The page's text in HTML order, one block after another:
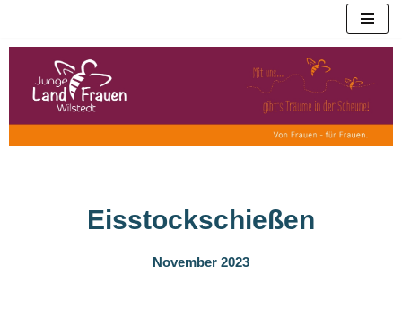
Zum
springen
Eisstockschießen
November 2023